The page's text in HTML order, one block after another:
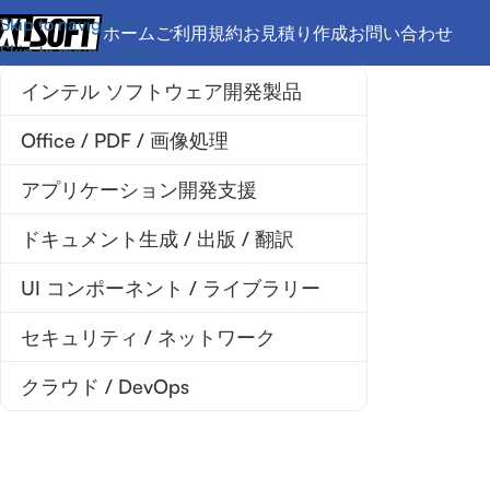
Skip to navigation
Skip to main content
ホーム ご利用規約お見積り作成お問い合わせ
インテル ソフトウェア開発製品
Office / PDF / 画像処理
アプリケーション開発支援
ドキュメント生成 / 出版 / 翻訳
UI コンポーネント / ライブラリー
セキュリティ / ネットワーク
クラウド / DevOps